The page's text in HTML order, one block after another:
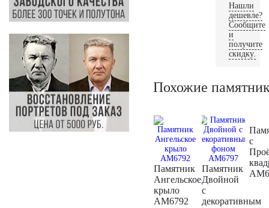
Нашли
дешевле?
Сообщите
и
получите
скидку.
Похожие
Памятник
Ангельское
крыло
AM6792
Памятник
Двойной
с
декоративным
с